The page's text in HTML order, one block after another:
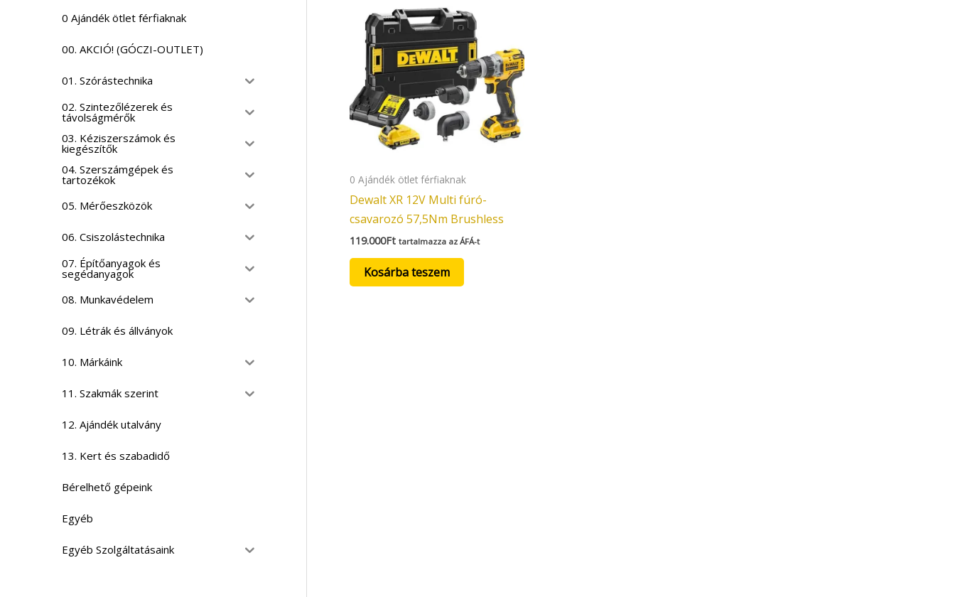
0 Ajándék ötlet férfiaknak
00. AKCIÓ! (GÓCZI-OUTLET)
01. Szórástechnika
02. Szintezőlézerek és
távolságmérők
03. Kéziszerszámok és
kiegészítők
04. Szerszámgépek és
tartozékok
05. Mérőeszközök
06. Csiszolástechnika
07. Építőanyagok és
segédanyagok
08. Munkavédelem
09. Létrák és állványok
10. Márkáink
11. Szakmák szerint
12. Ajándék utalvány
13. Kert és szabadidő
Bérelhető gépeink
Egyéb
Egyéb Szolgáltatásaink
0 Ajándék ötlet férfiaknak
Dewalt XR 12V Multi fúró-
csavarozó 57,5Nm Brushless
119.000Ft tartalmazza az ÁFÁ-t
Kosárba teszem